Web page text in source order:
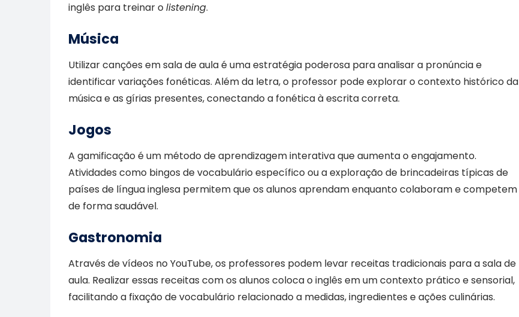
inglês para treinar olistening.
Música
Utilizar canções em sala de aula é uma estratégia poderosa para analisar a pronúncia e
identificar variações fonéticas. Além da letra, o professor pode explorar o contexto histórico da
música e as gírias presentes, conectando a fonética à escrita correta.
Jogos
A gamificação é um método de aprendizagem interativa que aumenta o engajamento.
Atividades como bingos de vocabulário específico ou a exploração de brincadeiras típicas de
países de língua inglesa permitem que os alunos aprendam enquanto colaboram e competem
de forma saudável.
Gastronomia
Através de vídeos no YouTube, os professores podem levar receitas tradicionais para a sala de
aula. Realizar essas receitas com os alunos coloca o inglês em um contexto prático e sensorial,
facilitando a fixação de vocabulário relacionado a medidas, ingredientes e ações culinárias.